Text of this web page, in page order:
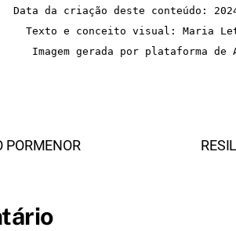
Data da criação deste conteúdo:
Texto e conceito visual: Maria
Imagem gerada por plataforma de
PORMENOR